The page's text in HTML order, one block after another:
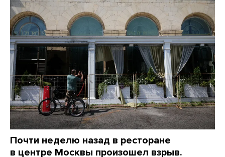
Почти неделю назад в ресторане
в центре Москвы произошел взрыв.